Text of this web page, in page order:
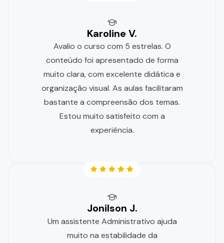
Karoline V.
Avalio o curso com 5 estrelas. O
conteúdo foi apresentado de forma
muito clara, com excelente didática e
organização visual. As aulas facilitaram
bastante a compreensão dos temas.
Estou muito satisfeito com a
experiência.
Jonilson J.
Um assistente Administrativo ajuda
muito na estabilidade da